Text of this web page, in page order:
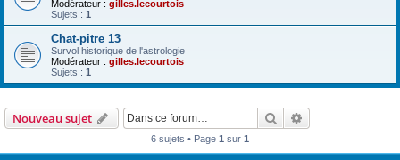
Modérateur : gilles.lecourtois
Sujets : 1
Chat-pitre 13
Survol historique de l'astrologie
Modérateur : gilles.lecourtois
Sujets : 1
Nouveau sujet Rechercher
6 sujets • Page 1 sur 1